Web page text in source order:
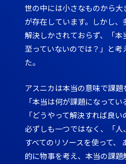
世の中には小さなものから
が存在しています。しかし
解決しかされておらず、「本
至っていないのでは？」と考
た。
アスニカは本当の意味で課題
「本当は何が課題になってい
「どうやって解決すれば良
必ずしも一つではなく、「人
すべてのリソースを使って、
的に物事を考え、本当の課題